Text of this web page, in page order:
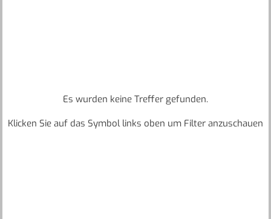
Es wurden keine Treffer gefunden.
Klicken Sie auf das Symbol links oben um Filter anzuschauen